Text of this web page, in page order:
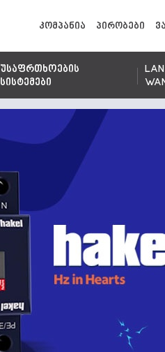
კომპანია პირობები
უსაფრთხოების
სისტემები